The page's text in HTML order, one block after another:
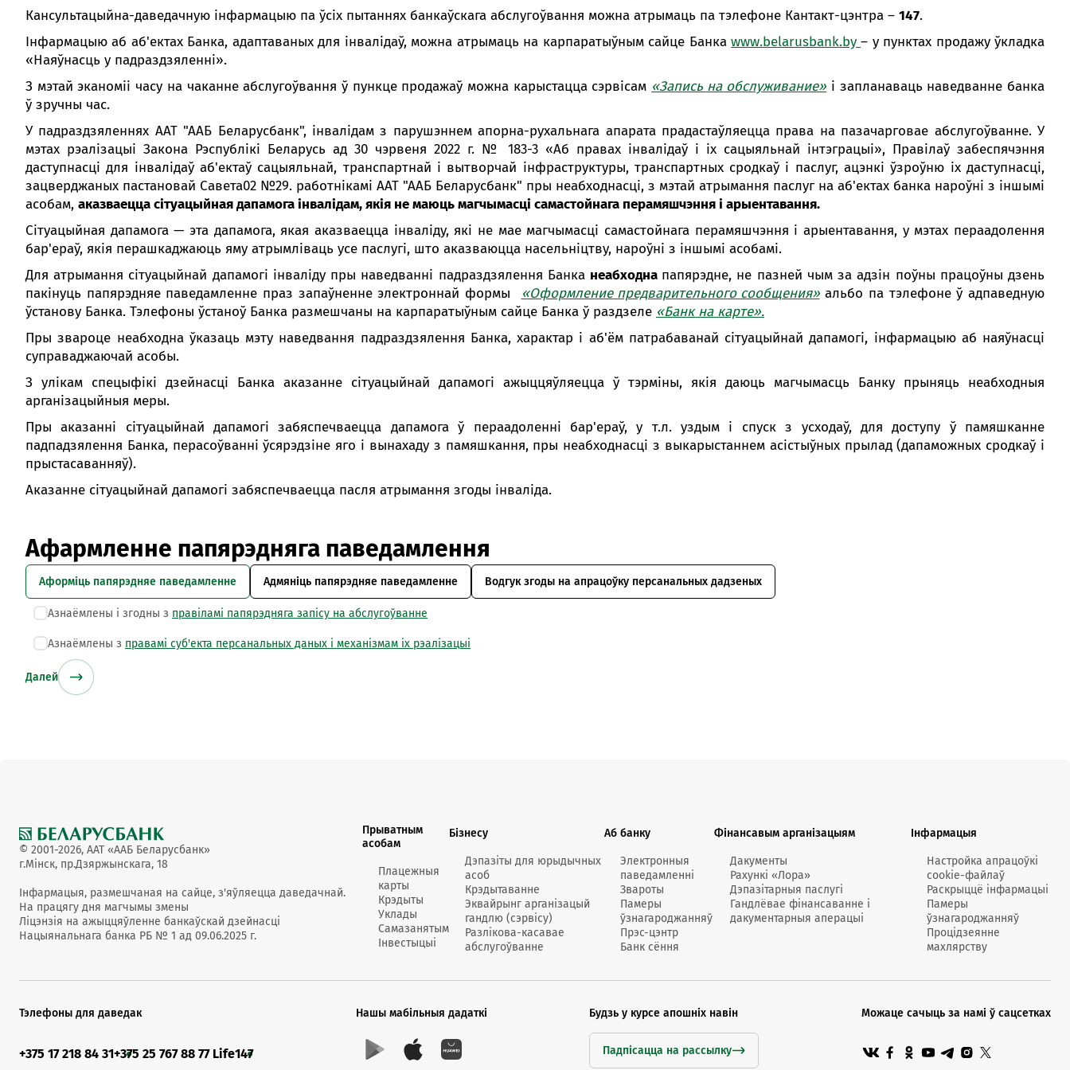
Анлайн-кансультант:
пн-пт 9:00 - 20:00 *
* акрамя святочных дзён
Спытаць анлайн
Кантакт-цэнтр
Кантакты
тэлефона Visa
Падрабязней
Кансультацыйна-даведачную інфармацыю па ўсіх пытаннях банкаўскага абслугоўвання можна атрымаць па тэлефоне Кантакт-цэнтра – 147.
Інфармацыю аб аб'ектах Банка, адаптаваных для інвалідаў, можна атрымаць на карпаратыўным сайце Банкаwww.belarusbank.by– у пунктах продажу ўкладка
«Наяўнасць у падраздзяленні».
З мэтай эканоміі часу на чаканне абслугоўвання ў пункце продажаў можна карыстацца сэрвісам «Запись на обслуживание» і запланаваць наведванне банка
ў зручны час.
У падраздзяленнях ААТ "ААБ Беларусбанк", інвалідам з парушэннем апорна-рухальнага апарата прадастаўляецца права на пазачарговае абслугоўванне. У
мэтах рэалізацыі Закона Рэспублікі Беларусь ад 30 чэрвеня 2022 г. № 183-3 «Аб правах інвалідаў і іх сацыяльнай інтэграцыі», Правілаў забеспячэння
даступнасці для інвалідаў аб'ектаў сацыяльнай, транспартнай і вытворчай інфраструктуры, транспартных сродкаў і паслуг, ацэнкі ўзроўню іх даступнасці,
зацверджаных пастановай Савета02 №29. работнікамі ААТ "ААБ Беларусбанк" пры неабходнасці, з мэтай атрымання паслуг на аб'ектах банка нароўні з іншымі
асобам, аказваецца сітуацыйная дапамога інвалідам, якія не маюць магчымасці самастойнага перамяшчэння і арыентавання.
Сітуацыйная дапамога — эта дапамога, якая аказваецца інваліду, які не мае магчымасці самастойнага перамяшчэння і арыентавання, у мэтах пераадолення
бар'ераў, якія перашкаджаюць яму атрымліваць усе паслугі, што аказваюцца насельніцтву, нароўні з іншымі асобамі.
Для атрымання сітуацыйнай дапамогі інваліду пры наведванні падраздзялення Банка неабходна папярэдне, не пазней чым за адзін поўны працоўны дзень
пакінуць папярэдняе паведамленне праз запаўненне электроннай формы
«Оформление предварительного сообщения»альбо па тэлефоне ў адпаведную
ўстанову Банка. Тэлефоны ўстаноў Банка размешчаны на карпаратыўным сайце Банка ў раздзеле «Банк на карте».
Пры звароце неабходна ўказаць мэту наведвання падраздзялення Банка, характар ​​і аб'ём патрабаванай сітуацыйнай дапамогі, інфармацыю аб наяўнасці
суправаджаючай асобы.
З улікам спецыфікі дзейнасці Банка аказанне сітуацыйнай дапамогі ажыццяўляецца ў тэрміны, якія даюць магчымасць Банку прыняць неабходныя
арганізацыйныя меры.
Пры аказанні сітуацыйнай дапамогі забяспечваецца дапамога ў пераадоленні бар'ераў, у т.л. уздым і спуск з усходаў, для доступу ў памяшканне
падпадзялення Банка, перасоўванні ўсярэдзіне яго і вынахаду з памяшкання, пры неабходнасці з выкарыстаннем асістыўных прылад (дапаможных сродкаў і
прыстасаванняў).
Aказанне сітуацыйнай дапамогі забяспечваецца пасля атрымання згоды інваліда.
Афармленне папярэдняга паведамлення
Аформіць папярэдняе паведамленне Адмяніць папярэдняе паведамленне Водгук згоды на апрацоўку персанальных дадзеных
Азнаёмлены і згодны з правіламі папярэдняга запісу на абслугоўванне
Азнаёмлены з правамі суб'екта персанальных даных і механізмам іх рэалізацыі
Далей
© 2001-2026, ААТ «ААБ Беларусбанк»
г.Мінск, пр.Дзяржынскага, 18
Інфармацыя, размешчаная на сайце, з'яўляецца даведачнай.
На працягу дня магчымы змены
Ліцэнзія на ажыццяўленне банкаўскай дзейнасці
Нацыянальнага банка РБ № 1 ад 09.06.2025 г.
Прыватным
асобам
Плацежныя
карты
Крэдыты
Уклады
Самазанятым
Інвестыцыі
Бізнесу
Дэпазіты для юрыдычных
асоб
Крэдытаванне
Эквайрынг арганізацый
гандлю (сэрвісу)
Разлікова-касавае
абслугоўванне
Аб банку
Электронныя
паведамленні
Звароты
Памеры
ўзнагароджанняў
Прэс-цэнтр
Банк сёння
Фінансавым арганізацыям
Дакументы
Рахункі «Лора»
Дэпазітарныя паслугі
Гандлёвае фінансаванне і
дакументарныя аперацыі
Інфармацыя
Настройка апрацоўкі
cookie-файлаў
Раскрыццё інфармацыі
Памеры
ўзнагароджанняў
Процідзеянне
махлярству
Тэлефоны для даведак
+375 17 218 84 31+375 25 767 88 77 Life147
Нашы мабільныя дадаткі Будзь у курсе апошніх навін
Падпісацца на рассылку
Можаце сачыць за намі ў сацсетках